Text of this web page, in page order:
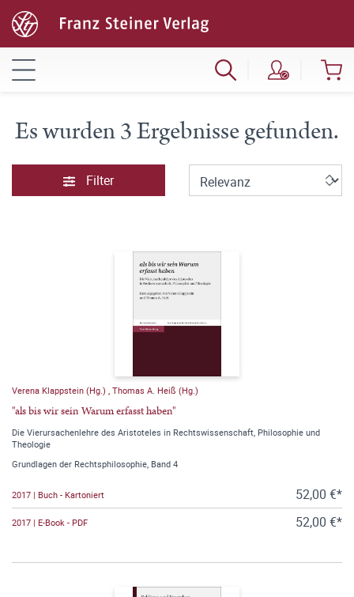
Es wurden 3 Ergebnisse gefunden.
Filter
Verena Klappstein (Hg.) , Thomas A. Heiß (Hg.)
"als bis wir sein Warum erfasst haben"
Die Vierursachenlehre des Aristoteles in Rechtswissenschaft, Philosophie und
Theologie
Grundlagen der Rechtsphilosophie, Band 4
2017 | Buch - Kartoniert 52,00 €*
2017 | E-Book - PDF 52,00 €*